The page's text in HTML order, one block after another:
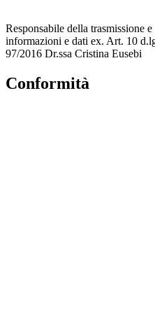
Responsabile della trasmissione
informazioni e dati ex. Art. 10
97/2016 Dr.ssa Cristina Eusebi
Conformità